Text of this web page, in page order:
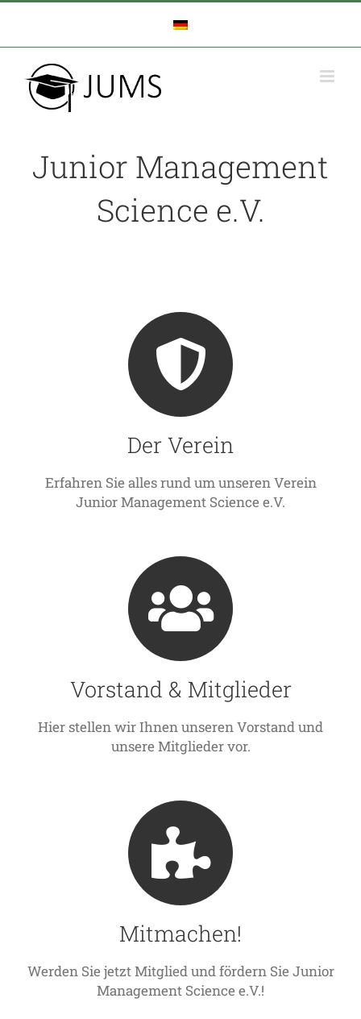
Zum
springen
Junior Management
Science e.V.
Der Verein
Erfahren Sie alles rund um unseren Verein
Junior Management Science e.V.
Vorstand & Mitglieder
Hier stellen wir Ihnen unseren Vorstand und
unsere Mitglieder vor.
Mitmachen!
Werden Sie jetzt Mitglied und fördern Sie Junior
Management Science e.V.!